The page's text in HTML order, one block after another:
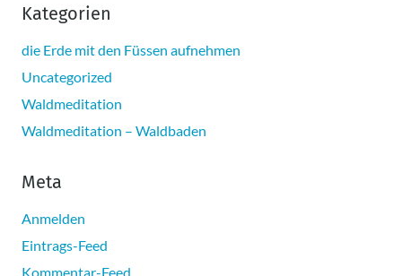
Kategorien
die Erde mit den Füssen aufnehmen
Uncategorized
Waldmeditation
Waldmeditation – Waldbaden
Meta
Anmelden
Eintrags-Feed
Kommentar-Feed